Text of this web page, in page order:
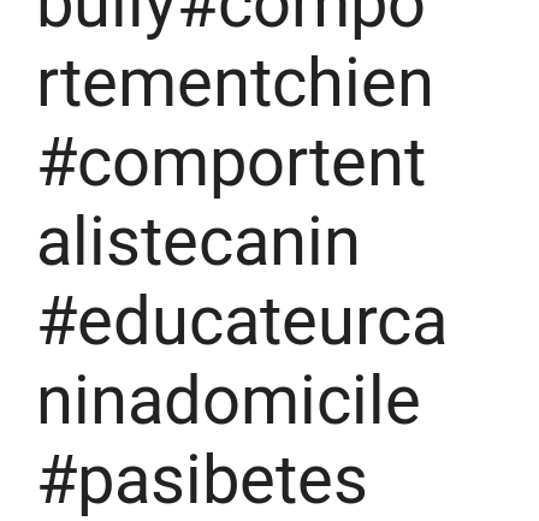
rtementchien
#comportent
alistecanin
#educateurca
ninadomicile
#pasibetes